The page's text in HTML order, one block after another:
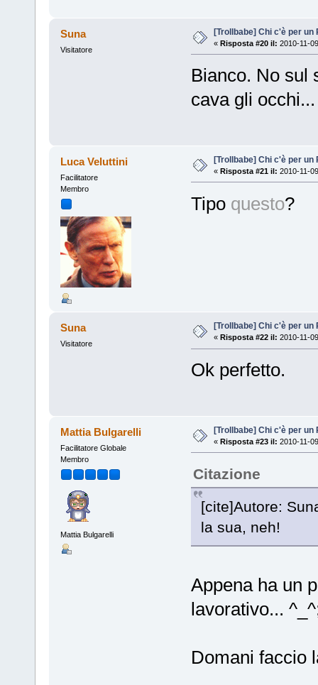
Suna
Visitatore
[Trollbabe] Chi c'è per un
« Risposta #20 il: 2010-11-
Bianco. No sul
cava gli
Luca Veluttini
Facilitatore
Membro
[Trollbabe] Chi c'è per un
« Risposta #21 il: 2010-11-
Tipo questo?
Suna
Visitatore
[Trollbabe] Chi c'è per un
« Risposta #22 il: 2010-11-
Ok perfetto.
Mattia Bulgarelli
Facilitatore Globale
Membro
Mattia Bulgarelli
[Trollbabe] Chi c'è per un
« Risposta #23 il: 2010-11-
Citazione
[cite]Autore:
la sua, neh!
Appena ha un
lavorativo...
Domani faccio